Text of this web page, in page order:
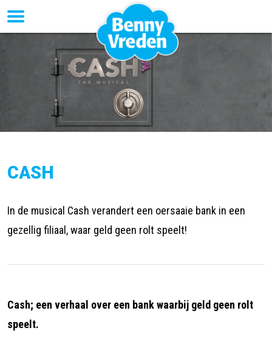
CASH
In de musical Cash verandert een oersaaie bank in een
gezellig filiaal, waar geld geen rolt speelt!
Cash; een verhaal over een bank waarbij geld geen rolt
speelt.